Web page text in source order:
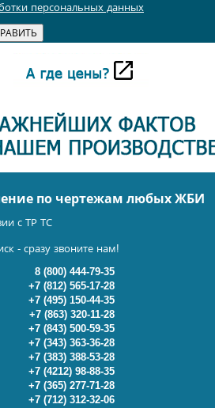
персональных данных
по чертежам любых ЖБИ
с ТР ТС
- сразу звоните нам!
8 (800) 444-79-35
+7 (812) 565-17-28
+7 (495) 150-44-35
+7 (863) 320-11-28
+7 (843) 500-59-35
+7 (343) 363-36-28
+7 (383) 388-53-28
+7 (4212) 98-88-35
+7 (365) 277-71-28
+7 (712) 312-32-06